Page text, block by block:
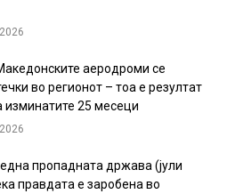
аеродроми се
во регионот – тоа е резултат
изминатите 25 месеци
пропадната држава (јули
правдата е заробена во